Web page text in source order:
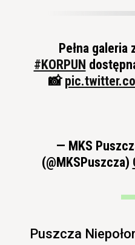
Pełna galeria
#KORPUN
📸
— MKS
(@MKSPuszcza)
Puszcza